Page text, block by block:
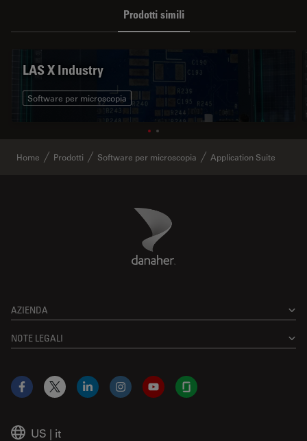
Prodotti simili
LAS X Industry
Software per microscopia
Home Prodotti Software per microscopia Application Suite
Danaher Logo
AZIENDA
NOTE LEGALI
US | it
Facebook
X LinkedInInstagramYouTubeGlassdoor